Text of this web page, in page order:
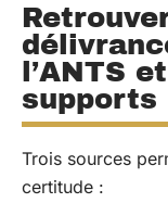
l’ANTS
supports
Trois sources
certitude :